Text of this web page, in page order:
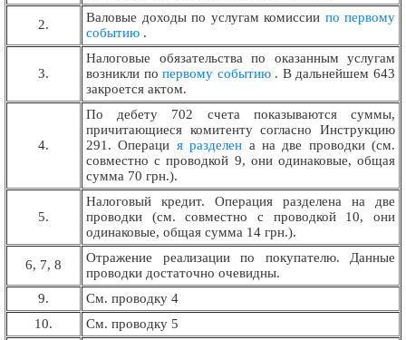
2. Валовые доходы по услугам комиссии по первому
событию .
3.
Налоговые обязательства по оказанным услугам
возникли попервому событию. В дальнейшем 643
закроется актом.
4.
По дебету 702 счета показываются суммы,
причитающиеся комитенту согласно Инструкцию
291. Операци я разделен а на две проводки (см.
совместно с проводкой 9, они одинаковые, общая
сумма 70 грн.).
5.
Налоговый кредит. Операция разделена на две
проводки (см. совместно с проводкой 10, они
одинаковые, общая сумма 14 грн.).
6, 7, 8
Отражение реализации по покупателю. Данные
проводки достаточно очевидны.
9.
См. проводку 4
10.
См. проводку 5